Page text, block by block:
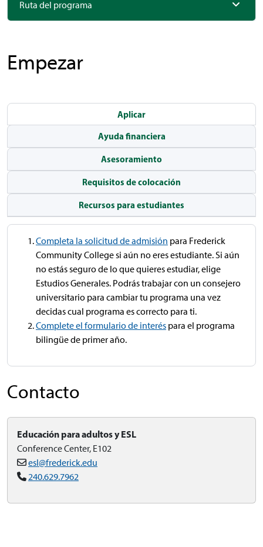
Ruta del programa
Empezar
Aplicar
Ayuda financiera
Asesoramiento
Requisitos de colocación
Recursos para estudiantes
Completa la solicitud de admisión para Frederick
Community College si aún no eres estudiante. Si aún
no estás seguro de lo que quieres estudiar, elige
Estudios Generales. Podrás trabajar con un consejero
universitario para cambiar tu programa una vez
decidas cual programa es correcto para ti.
Complete el formulario de interés para el programa
bilingüe de primer año.
Contacto
Educación para adultos y ESL
Conference Center, E102
esl@frederick.edu
240.629.7962